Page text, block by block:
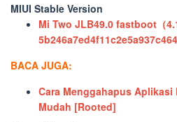
MIUI Stable Version
Mi Two JLB49.0 fastboot（
BACA JUGA:
Cara Menggahapus Aplikasi
Mudah [Rooted]